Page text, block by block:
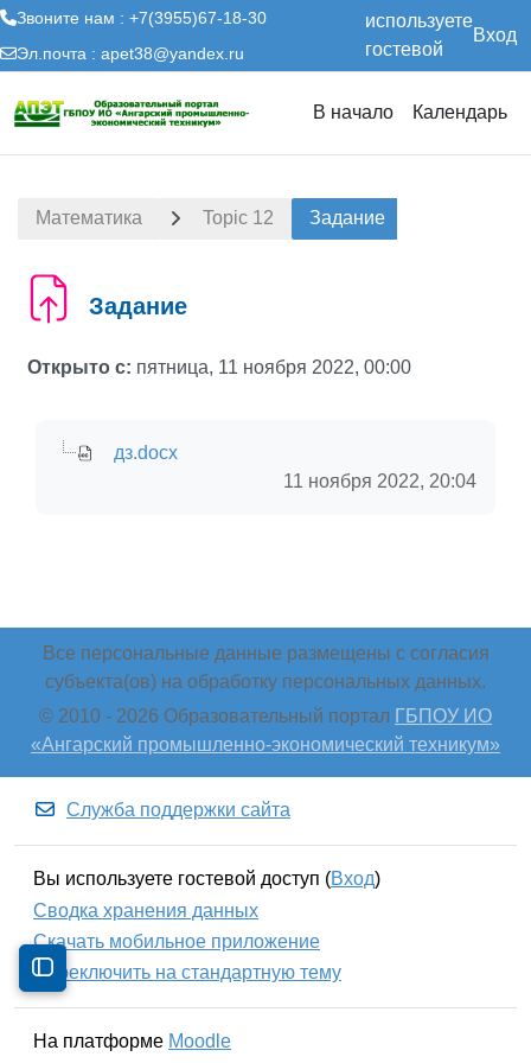
Звоните нам : +7(3955)67-18-30
Эл.почта : apet38@yandex.ru
используете
гостевой
доступ
Вход
В начало Календарь
Открыть содержание курса
Математика Topic 12 Задание
Задание
Открыто с: пятница, 11 ноября 2022, 00:00
дз.docx
11 ноября 2022, 20:04
Все персональные данные размещены с согласия
субъекта(ов) на обработку персональных данных.
© 2010 - 2026 Образовательный портал ГБПОУ ИО
«Ангарский промышленно-экономический техникум»
Служба поддержки сайта
Вы используете гостевой доступ (Вход)
Сводка хранения данных
Скачать мобильное приложение
Переключить на стандартную тему
На платформе Moodle